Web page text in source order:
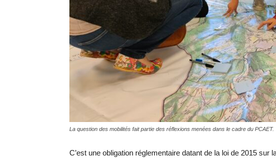
La question des mobilités fait partie des réflexions menées dans le cadre du PCAET.
C’est une obligation réglementaire datant de la loi de 2015 sur